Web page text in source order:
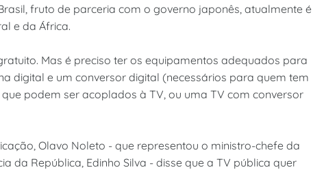
fruto de parceria com o governo japonês, atualmente é
e da África.
Mas é preciso ter os equipamentos adequados para
digital e um conversor digital (necessários para quem tem
podem ser acoplados à TV, ou uma TV com conversor
Olavo Noleto - que representou o ministro-chefe da
da República, Edinho Silva - disse que a TV pública quer